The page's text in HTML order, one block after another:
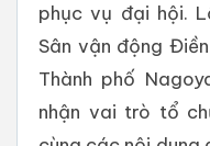
phục vụ đại hội.
Sân vận động
Thành phố
nhận vai trò tổ